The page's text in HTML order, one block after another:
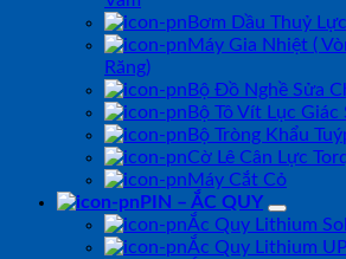
Bơm Dầu Thuỷ Lực
Máy Gia Nhiệt (
Răng)
Bộ Đồ Nghề Sửa
Bộ Tô Vít Lục Giác
Bộ Tròng Khẩu
Cờ Lê Cân Lực
Máy Cắt Cỏ
PIN – ẮC QUY
Ắc Quy Lithium
Ắc Quy Lithium